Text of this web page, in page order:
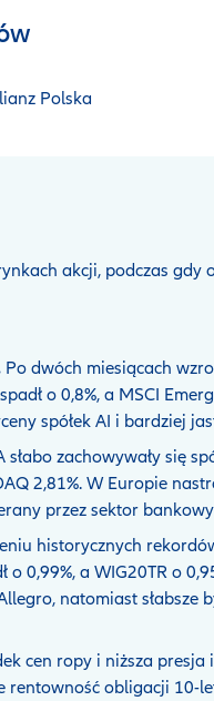
Polska
akcji, podczas gdy
Po dwóch miesiącach
o 0,8%, a MSCI
spółek AI i bardziej
słabo zachowywały się
2,81%. W Europie
przez sektor
historycznych
o 0,99%, a WIG20TR o
natomiast słabsze
cen ropy i niższa
rentowność obligacji 10-